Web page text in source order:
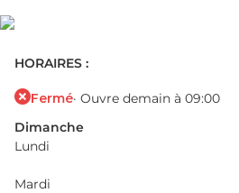
HORAIRES :
Fermé· Ouvre demain à 09:00
Dimanche
Lundi
Mardi